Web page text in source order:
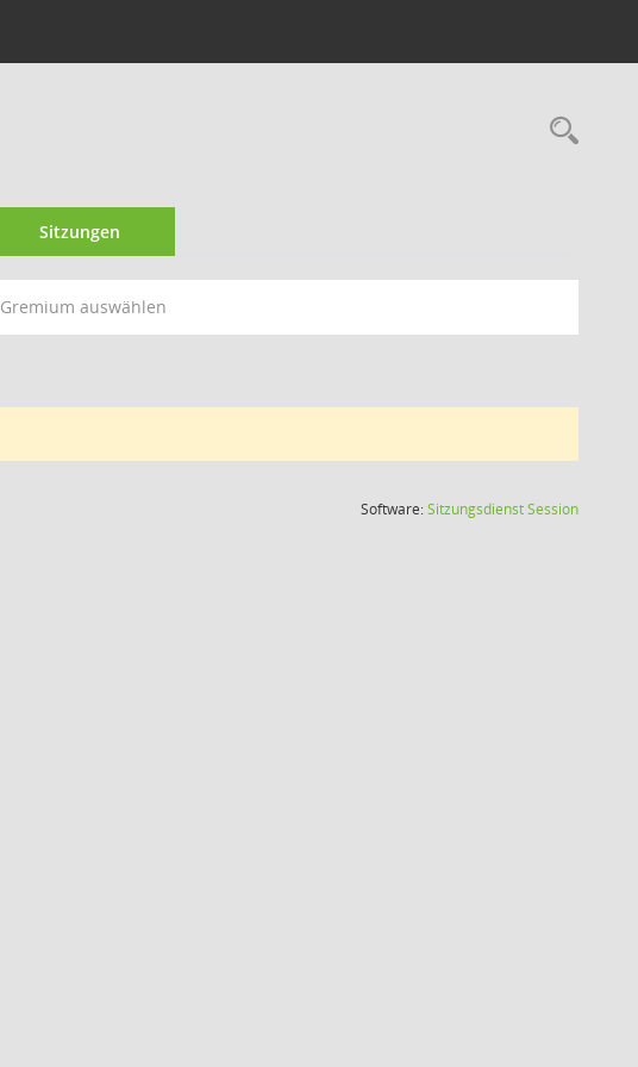
Sitzungen
Gremium auswählen
Software:SitzungsdienstSession(Wird in